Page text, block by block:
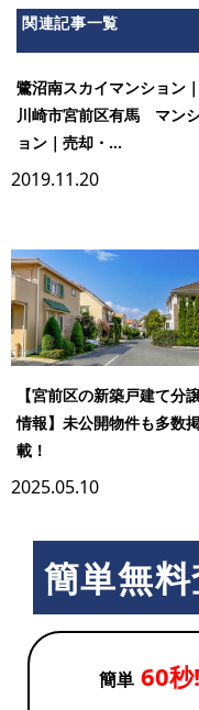
関連記事一覧
鷺沼南スカイマンション｜
川崎市宮前区有馬 マン
ョン｜売却・...
2019.11.20
【宮前区の新築戸建て分
情報】未公開物件も多数
載！
2025.05.10
簡単無
簡単 60秒!